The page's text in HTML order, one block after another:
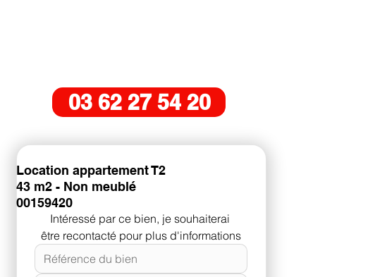
03 62 27 54 20
être recontacté pour plus d'informations
Location appartement T2
43 m2 - Non meublé
00159420